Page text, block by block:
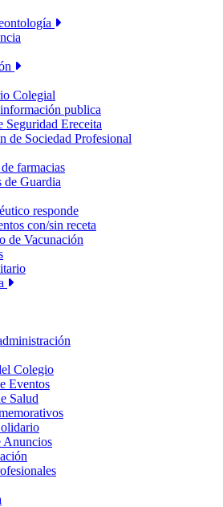
Colegial
publica
Seguridad Ereceita
de Sociedad Profesional
farmacias
de Guardia
responde
con/sin receta
de Vacunación
Colegio
Eventos
Salud
Anuncios